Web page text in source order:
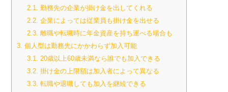
2.1. 勤務先の企業が掛け金を出してくれる
2.2. 企業によっては従業員も掛け金を出せる
2.3. 離職や転職時に年金資産を持ち運べる場合も
3. 個人型は勤務先にかかわらず加入可能
3.1. 20歳以上60歳未満なら誰でも加入できる
3.2. 掛け金の上限額は加入者によって異なる
3.3. 転職や退職しても加入を継続できる